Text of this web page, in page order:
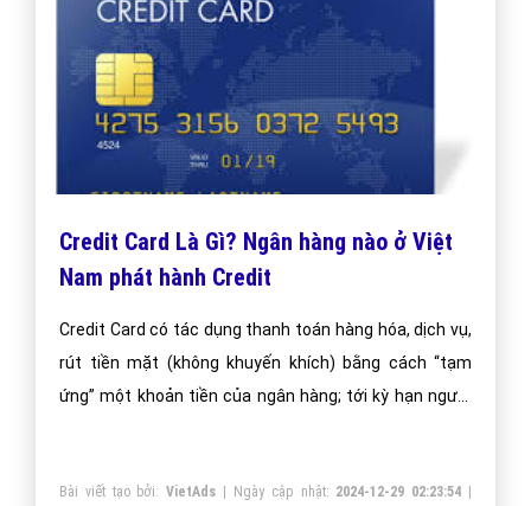
Credit Card Là Gì? Ngân hàng nào ở Việt
Nam phát hành Credit
Credit Card có tác dụng thanh toán hàng hóa, dịch vụ,
rút tiền mặt (không khuyến khích) bằng cách “tạm
ứng” một khoản tiền của ngân hàng; tới kỳ hạn người
Bài viết tạo bởi:VietAds | Ngày cập nhật: 2024-12-29 02:23:54 |